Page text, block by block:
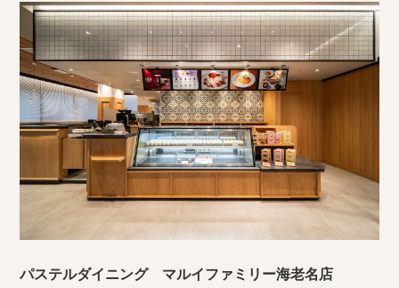
パステルダイニング マルイファミリー海老名店